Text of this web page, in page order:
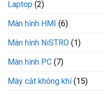
Laptop (2)
Màn hình HMI (6)
Màn hình NiSTRO (1)
Màn hình PC (7)
Máy cắt không khí(15)